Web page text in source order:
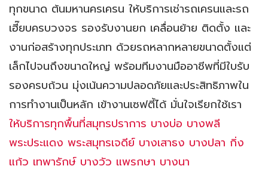
ทุกขนาด ต้นมหานครเครน ให้บริการเช่ารถเครนและรถ
เฮี๊ยบครบวงจร รองรับงานยก เคลื่อนย้าย ติดตั้ง และ
งานก่อสร้างทุกประเภท ด้วยรถหลากหลายขนาดตั้งแต่
เล็กไปจนถึงขนาดใหญ่ พร้อมทีมงานมืออาชีพที่มีใบรับ
รองครบถ้วน มุ่งเน้นความปลอดภัยและประสิทธิภาพใน
การทำงานเป็นหลัก เข้างานเซฟตี้ได้ มั่นใจเรียกใช้เรา
ให้บริการทุกพื้นที่สมุทรปราการ บางบ่อ บางพลี
พระประแดง พระสมุทรเจดีย์ บางเสาธง บางปลา กิ่ง
แก้ว เทพารักษ์ บางวัว แพรกษา บางนา